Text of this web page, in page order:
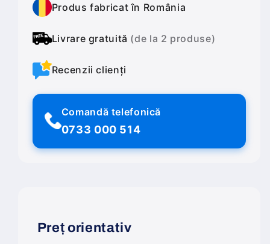
Produs fabricat în România
Livrare gratuită (de la 2 produse)
Recenzii clienți
Comandă telefonică
0733 000 514
Preț orientativ